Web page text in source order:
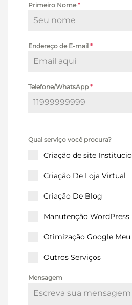
Primeiro Nome*
Endereço de E-mail *
Telefone/WhatsApp *
Qual serviço você procura?
Criação de site
Criação De Loja Virtual
Criação De Blog
Manutenção WordPress
Otimização Google
Outros Serviços
Mensagem